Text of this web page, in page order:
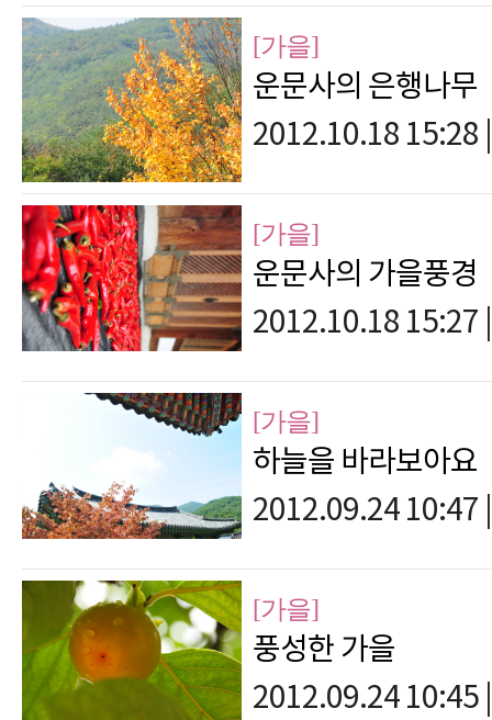
[가을]
운문사의 은행나무
2012.10.18 15:28
[가을]
운문사의 가을풍경
2012.10.18 15:27
[가을]
하늘을 바라보아요
2012.09.24 10:47
[가을]
풍성한 가을
2012.09.24 10:45